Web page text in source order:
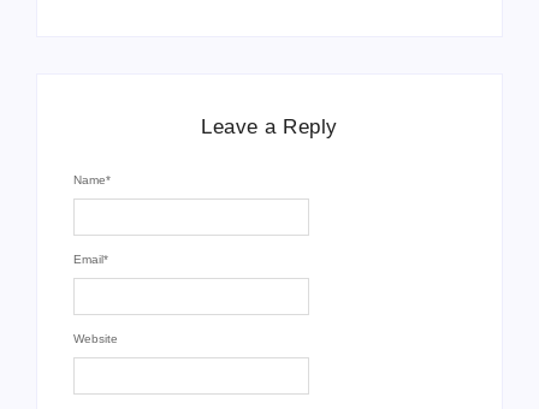
Leave a Reply
Name*
Email*
Website